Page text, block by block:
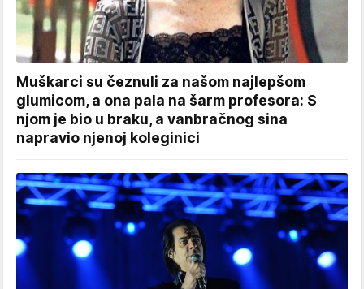
Muškarci su čeznuli za našom najlepšom
glumicom, a ona pala na šarm profesora: S
njom je bio u braku, a vanbračnog sina
napravio njenoj koleginici